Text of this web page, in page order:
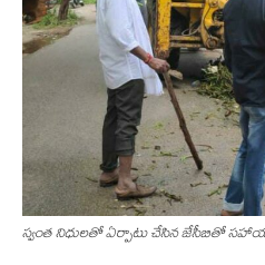
స్వంత నిధుల‌తో ఏర్పాటు చేసిన జేసీబితో స‌హాయ‌క